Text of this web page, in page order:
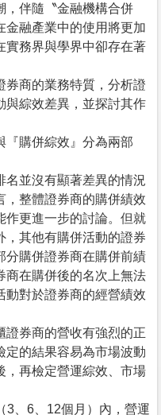
，伴隨〝金融機構合併
金融產業中的使用將更加
實務界與學界中卻存在著
券商的業務特質，分析證
與綜效差異，並探討其作
『購併綜效』分為兩部
名並沒有顯著差異的情況
，整體證券商的購併績效
作更進一步的討論。但就
，其他有購併活動的證券
分購併證券商在購併前績
商在購併後的名次上無法
動對於證券商的經營績效
證券商的營收有強烈的正
定的結果容易為市場波動
，再檢定營運綜效、市場
3、6、12個月）內，營運